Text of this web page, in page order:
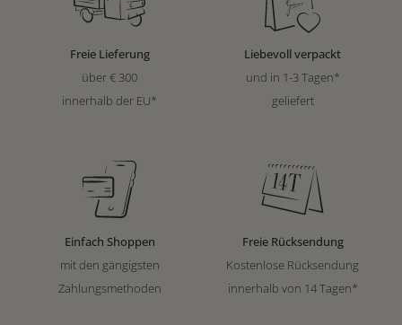
Freie Lieferung
über € 300
innerhalb der EU*
Liebevoll verpackt
und in 1-3 Tagen*
geliefert
Einfach Shoppen
mit den gängigsten
Zahlungsmethoden
Freie Rücksendung
Kostenlose Rücksendung
innerhalb von 14 Tagen*